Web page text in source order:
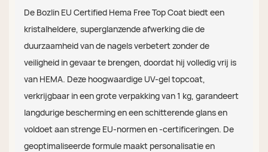
De Bozlin EU Certified Hema Free Top Coat biedt een
kristalheldere, superglanzende afwerking die de
duurzaamheid van de nagels verbetert zonder de
veiligheid in gevaar te brengen, doordat hij volledig vrij is
van HEMA. Deze hoogwaardige UV-gel topcoat,
verkrijgbaar in een grote verpakking van 1 kg, garandeert
langdurige bescherming en een schitterende glans en
voldoet aan strenge EU-normen en -certificeringen. De
geoptimaliseerde formule maakt personalisatie en